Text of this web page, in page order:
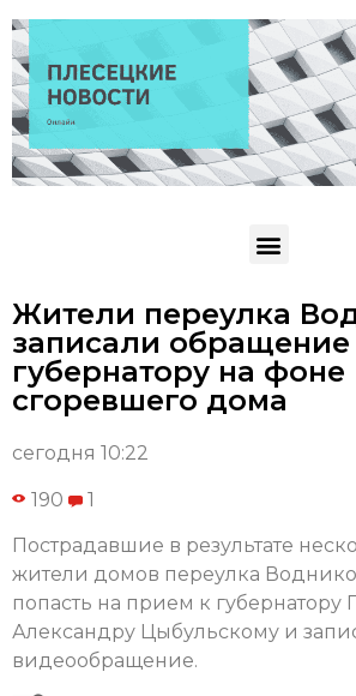
Жители переулка
записали обращение
губернатору на фоне
сгоревшего дома
сегодня 10:22
190 1
Пострадавшие в результате
жители домов переулка
попасть на прием к губернатору
Александру Цыбульскому и
видеообращение.